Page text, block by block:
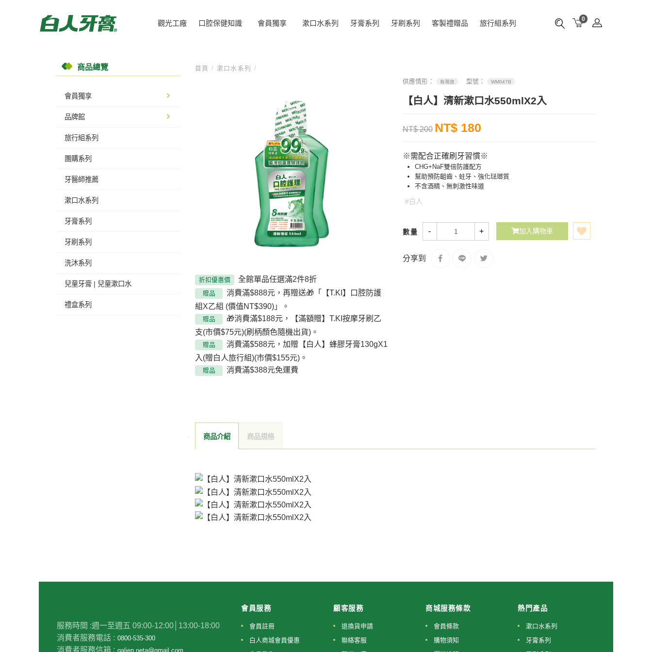
觀光工廠 口腔保健知識 會員獨享 漱口水系列 牙膏系列 牙刷系列 客製禮贈品 旅行組系列 0
商品總覽
會員獨享
品牌館
旅行組系列
團購系列
牙醫師推薦
漱口水系列
牙膏系列
牙刷系列
洗沐系列
兒童牙膏 | 兒童漱口水
禮盒系列
首頁/ 漱口水系列 /
折扣優惠價 全館單品任選滿2件8折
贈品
消費滿$888元，再贈送🎁「【T.KI】口腔防護
組X乙組 (價值NT$390)」。
贈品
🎁消費滿$188元，【滿額贈】T.KI按摩牙刷乙
支(市價$75元)(刷柄顏色隨機出貨)。
贈品
消費滿$588元，加贈【白人】蜂膠牙膏130gX1
入(贈白人旅行組)(市價$155元)。
贈品 消費滿$388元免運費
供應情形： 有現貨 型號： WM047B
【白人】清新漱口水550mlX2入
NT$ 200 NT$ 180
※需配合正確刷牙習慣※
CHG+NaF雙倍防護配方
幫助預防齟齒、蛀牙、強化琺瑯質
不含酒精、無刺激性味道
#白人
數量 - + 加入購物車
分享到
商品介紹 商品規格
服務時間 :週一至週五 09:00-12:00│13:00-18:00
消費者服務電話 : 0800-535-300
消費者服務信箱 : galien.neta@gmail.com
會員服務
會員註冊
白人商城會員優惠
顧客服務
退換貨申請
聯絡客服
商城服務條款
會員條款
購物須知
熱門產品
漱口水系列
牙膏系列